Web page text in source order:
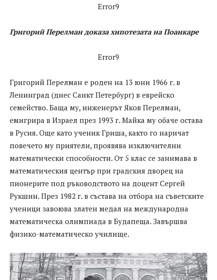
Error9
Григорий Перелман доказа хипотезата на Поанкаре
Error9
Григорий Перелман е роден на 13 юни 1966 г. в
Ленинград (днес Санкт Петербург) в еврейско
семейство. Баща му, инженерът Яков Перелман,
емигрира в Израел през 1993 г. Майка му обаче остава
в Русия. Още като ученик Гриша, както го наричат
повечето му приятели, проявява изключителни
математически способности. От 5 клас се занимава в
математическия център при градския дворец на
пионерите под ръководството на доцент Сергей
Рукшин. През 1982 г. в състава на отбора на съветските
ученици завоюва златен медал на международна
математическа олимпиада в Будапеща. Завършва
физико-математическо училище.